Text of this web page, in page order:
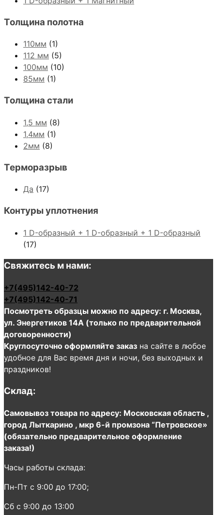
Толщина полотна
110мм (1)
112 мм (5)
100мм (10)
85мм (1)
Толщина стали
1,5 мм (8)
1,4мм (1)
2мм (8)
Терморазрыв
Да (17)
Контуры уплотнения
1 D-образный + 1 D-образный + 1 D-образный
(17)
Свяжитесь м нами:
+7(495)142-40-72
+7(495)142-40-71
Посмотреть образцы можно по адресу: г. Москва,
ул. Энергетиков 14А (только по предварительной
договоренности)
Круглосуточно оформляйте заказ на сайте в любое
удобное для Вас время дня и ночи, без выходных и
праздников!
Склад:
Самовывоз товара по адресу: Московская область ,
город Лыткарино , мкр 6-й промзона “Петровское»
(обязательно предварительное оформление
заказа!)
Часы работы склада:
Пн-Пт с 9:00 до 17:00;
Сб с 9:00 до 13:00